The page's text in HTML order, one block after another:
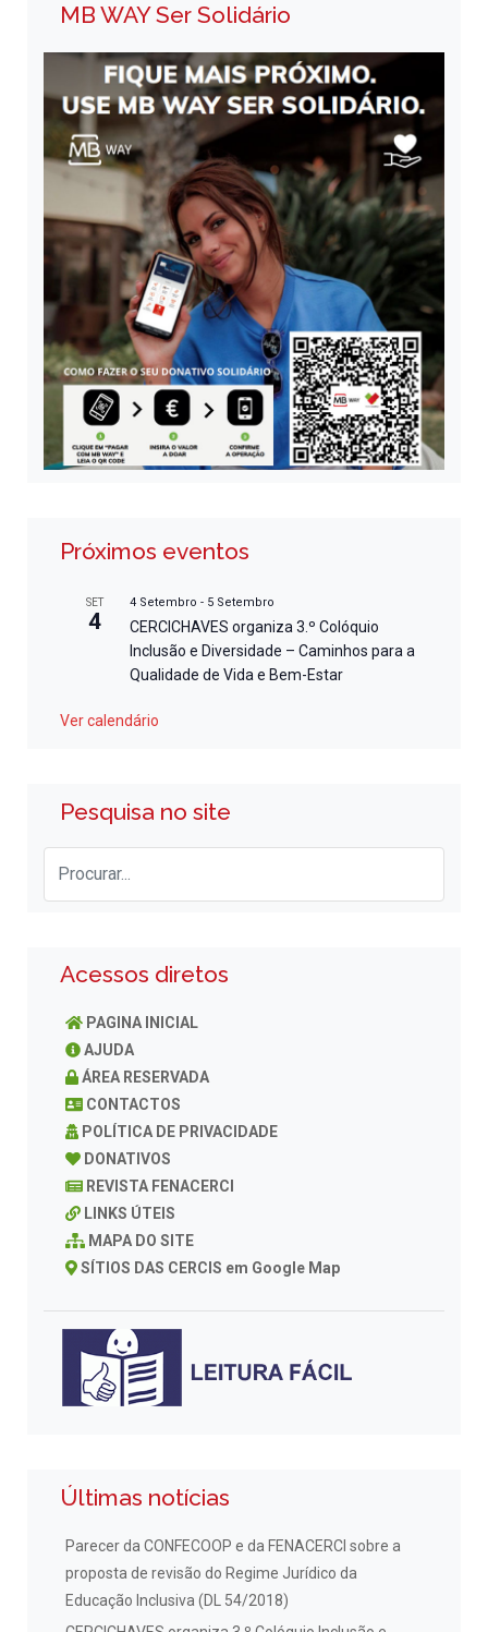
MB WAY Ser Solidário
Próximos eventos
SET
4
4 Setembro - 5 Setembro
CERCICHAVES organiza 3.º Colóquio
Inclusão e Diversidade – Caminhos para a
Qualidade de Vida e Bem-Estar
Ver calendário
Pesquisa no site
Acessos diretos
PAGINA INICIAL
AJUDA
ÁREA RESERVADA
CONTACTOS
POLÍTICA DE PRIVACIDADE
DONATIVOS
REVISTA FENACERCI
LINKS ÚTEIS
MAPA DO SITE
SÍTIOS DAS CERCIS em Google Map
Últimas notícias
Parecer da CONFECOOP e da FENACERCI sobre a
proposta de revisão do Regime Jurídico da
Educação Inclusiva (DL 54/2018)